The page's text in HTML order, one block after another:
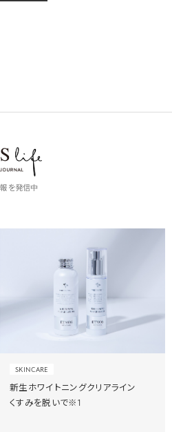
を発信中
SKINCARE
新生ホワイトニングクリアライン
くすみを脱いで※1